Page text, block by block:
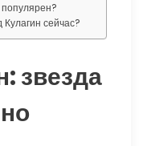
сейчас?
звезда